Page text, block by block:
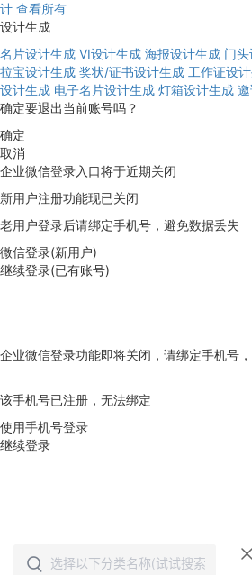
计 查看所有
设计生成
名片设计生成 VI设计生成 海报设计生成 门
拉宝设计生成 奖状/证书设计生成 工作证设
设计生成 电子名片设计生成 灯箱设计生成
确定要退出当前账号吗？
确定
取消
企业微信登录入口将于近期关闭
新用户注册功能现已关闭
老用户登录后请绑定手机号，避免数据丢失
微信登录(新用户)
继续登录(已有账号)
企业微信登录功能即将关闭，请绑定手机号
该手机号已注册，无法绑定
使用手机号登录
继续登录